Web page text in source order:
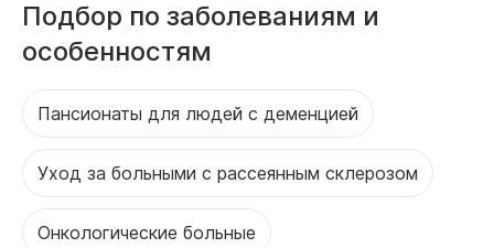
Подбор по заболеваниям и
особенностям
Пансионаты для людей с деменцией
Уход за больными с рассеянным склерозом
Онкологические больные